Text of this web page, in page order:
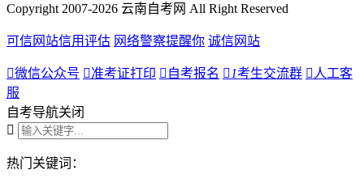
Copyright 2007-2026 云南自考网 All Right Reserved
可信网站信用评估 网络警察提醒你 诚信网站
微信公众号 准考证打印  自考报名  1考生交流群  人工客
服
自考导航关闭

热门关键词：